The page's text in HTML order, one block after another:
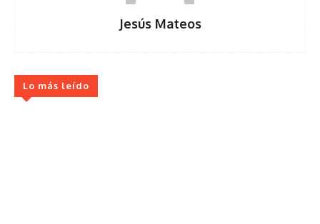
Jesús Mateos
Lo más leído